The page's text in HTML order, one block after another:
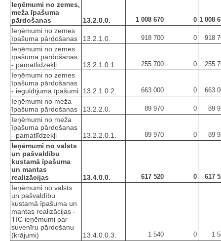
Ieņēmumi no zemes,
meža īpašuma
pārdošanas
13.2.0.0. 1 008 670 0 1 008
Ieņēmumi no zemes
īpašuma pārdošanas
13.2.1.0. 918 700 0 918
Ieņēmumi no zemes
īpašuma pārdošanas
- pamatlīdzekļi
13.2.1.0.1. 255 700 0 255
Ieņēmumi no zemes
īpašuma pārdošanas
- ieguldījuma īpašumi
13.2.1.0.2. 663 000 0 663
Ieņēmumi no meža
īpašuma pārdošanas
13.2.2.0. 89 970 0 89
Ieņēmumi no meža
īpašuma pārdošanas
- pamatlīdzekļi
13.2.2.0.1. 89 970 0 89
Ieņēmumi no valsts
un pašvaldību
kustamā īpašuma
un mantas
realizācijas
13.4.0.0. 617 520 0 617
Ieņēmumi no valsts
un pašvaldību
kustamā īpašuma un
mantas realizācijas -
TIC ieņēmumi par
suvenīru pārdošanu
(krājumi)
13.4.0.0.3. 1 540 0 1